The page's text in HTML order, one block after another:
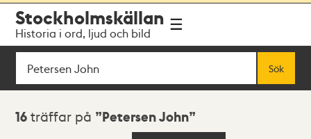
navigationen
huvudinnehållet
Stockholmskällan
Historia i ord, ljud och bild
Sök
Sök
Sökresultat
16 träffar på Petersen John